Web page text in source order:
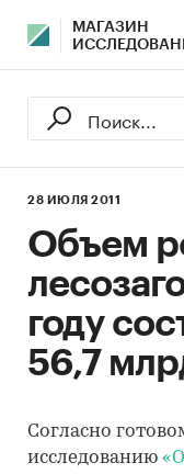
МАГАЗИН
28 ИЮЛЯ 2011
Объем
году
56,7
Согласно
исследованию